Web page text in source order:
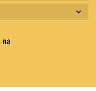
na